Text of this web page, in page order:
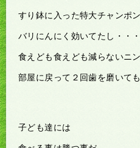
すり鉢に入った特大チャンポ
バリにんにく効いてたし・・・
食えども食えども減らないニ
部屋に戻って２回歯を磨いて
子ども達には